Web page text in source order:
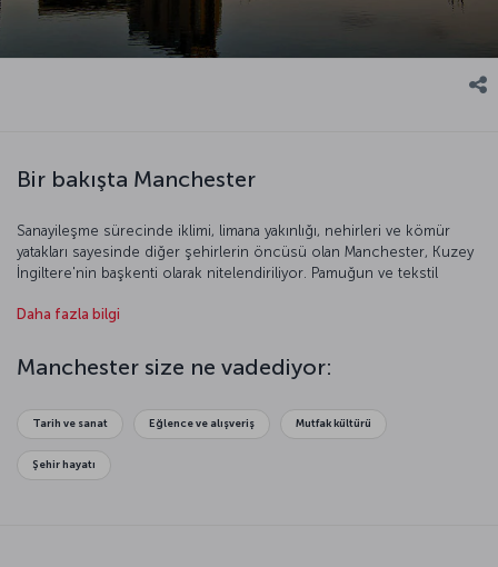
Bir bakışta Manchester
Sanayileşme sürecinde iklimi, limana yakınlığı, nehirleri ve kömür
yatakları sayesinde diğer şehirlerin öncüsü olan Manchester, Kuzey
İngiltere'nin başkenti olarak nitelendiriliyor. Pamuğun ve tekstil
Cottonopolis (pamuk metropolü) olarak anıldı. Manchester United
medya endüstri ve yüksek eğitim seviyesiyle Manchester oldukça
modern bir şehir.
Daha fazla bilgi
Manchester size ne vadediyor:
Tarih ve sanat Eğlence ve alışveriş Mutfak kültürü
Şehir hayatı